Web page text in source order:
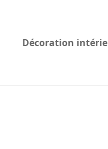
Décoration